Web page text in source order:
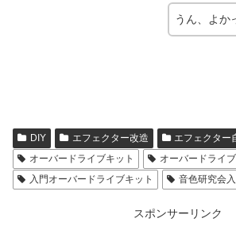
うん、よか
DIY エフェクター改造
エフェクター
オーバードライブキット
オーバードライ
入門オーバードライブキット
音色研究会
スポンサーリンク